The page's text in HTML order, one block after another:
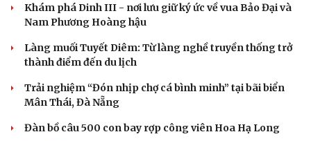
Khám phá Dinh III - nơi lưu giữ ký ức về vua Bảo Đại và
Nam Phương Hoàng hậu
Làng muối Tuyết Diêm: Từ làng nghề truyền thống trở
thành điểm đến du lịch
Trải nghiệm “Đón nhịp chợ cá bình minh” tại bãi biển
Mân Thái, Đà Nẵng
Đàn bồ câu 500 con bay rợp công viên Hoa Hạ Long